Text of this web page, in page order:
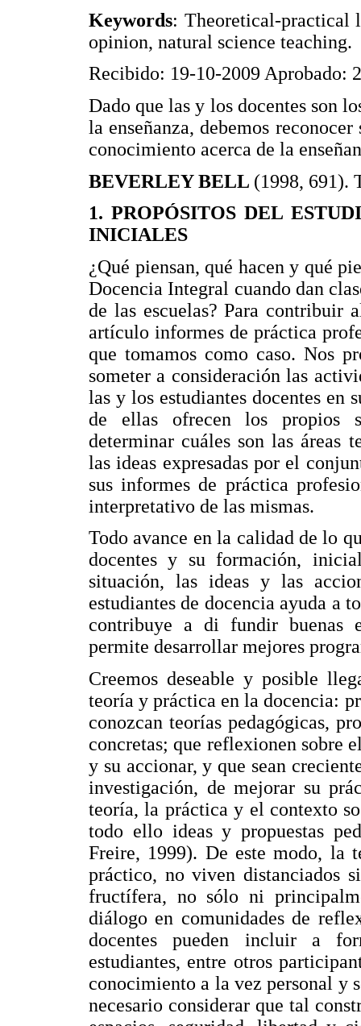
Keywords: Theoretical-practical
opinion, natural science teaching.
Recibido: 19-10-2009 Aprobado:
Dado que las y los docentes son
la enseñanza, debemos
conocimiento acerca de la
BEVERLEY BELL (1998, 691).
1. PROPÓSITOS DEL
INICIALES
¿Qué piensan, qué hacen y qué
Docencia Integral cuando dan
de las escuelas? Para contribuir
artículo informes de práctica
que tomamos como caso. Nos
someter a consideración las
las y los estudiantes docentes en
de ellas ofrecen los propios
determinar cuáles son las áreas
las ideas expresadas por el
sus informes de práctica
interpretativo de las mismas.
Todo avance en la calidad de lo
docentes y su formación,
situación, las ideas y las
estudiantes de docencia ayuda a
contribuye a di fundir buenas
permite desarrollar mejores
Creemos deseable y posible
teoría y práctica en la docencia:
conozcan teorías pedagógicas,
concretas; que reflexionen sobre
y su accionar, y que sean
investigación, de mejorar su
teoría, la práctica y el contexto
todo ello ideas y propuestas
Freire, 1999). De este modo,
práctico, no viven distanciados
fructífera, no sólo ni
diálogo en comunidades de
docentes pueden incluir a
estudiantes, entre otros
conocimiento a la vez personal y
necesario considerar que tal